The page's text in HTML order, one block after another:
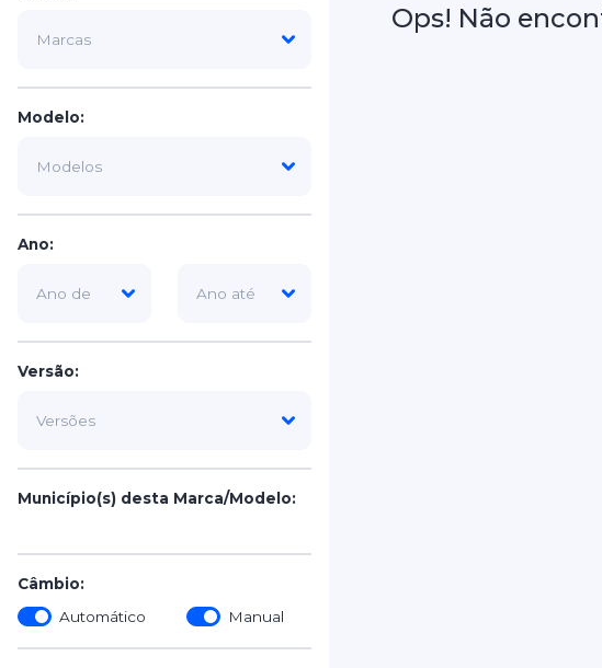
Modelo:
Ano:
Versão:
Município(s) desta Marca/Modelo:
Câmbio:
Automático
Manual
Ops! Não